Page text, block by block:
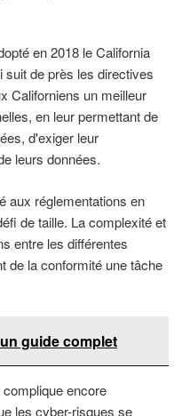
en 2018 le California
de près les directives
Californiens un meilleur
en leur permettant de
d'exiger leur
leurs données.
aux réglementations en
de taille. La complexité et
entre les différentes
de la conformité une tâche
guide complet
complique encore
les cyber-risques se